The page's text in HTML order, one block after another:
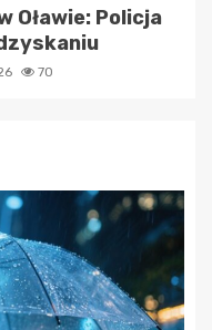
Policja
70